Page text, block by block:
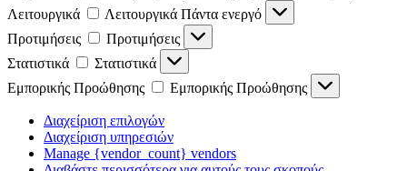
Λειτουργικά
Λειτουργικά Πάντα ενεργό
Προτιμήσεις
Προτιμήσεις
Στατιστικά
Στατιστικά
Εμπορικής Προώθησης
Εμπορικής Προώθησης
Διαχείριση επιλογών
Διαχείριση υπηρεσιών
Manage {vendor_count} vendors